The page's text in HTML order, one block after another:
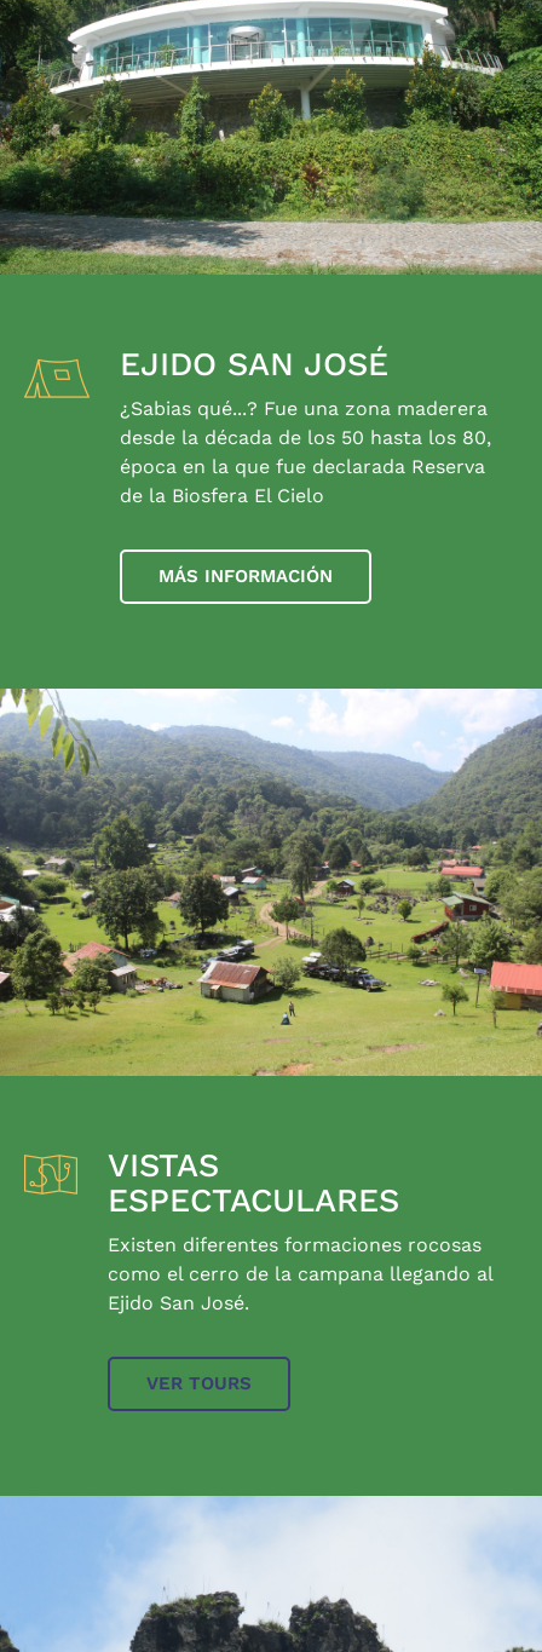
EJIDO SAN JOSÉ
¿Sabias qué...? Fue una zona maderera
desde la década de los 50 hasta los 80,
época en la que fue declarada Reserva
de la Biosfera El Cielo
MÁS INFORMACIÓN
VISTAS
ESPECTACULARES
Existen diferentes formaciones rocosas
como el cerro de la campana llegando al
Ejido San José.
VER TOURS